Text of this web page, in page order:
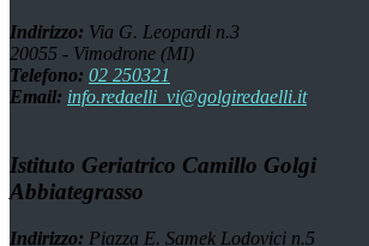
Indirizzo: Via G. Leopardi n.3
20055 - Vimodrone (MI)
Telefono: 02 250321
Email: info.redaelli_vi@golgiredaelli.it
Istituto Geriatrico Camillo Golgi
Abbiategrasso
Indirizzo: Piazza E. Samek Lodovici n.5